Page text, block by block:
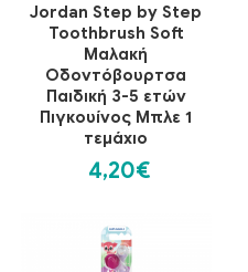
Jordan Step by Step
Toothbrush Soft
Μαλακή
Οδοντόβουρτσα
Παιδική 3-5 ετών
Πιγκουίνος Μπλε 1
τεμάχιο
4,20€